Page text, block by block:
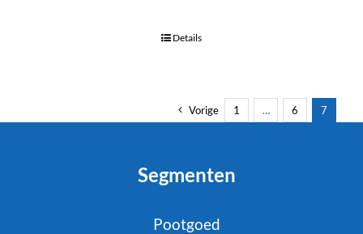
Details
Vorige 1 … 6 7
Segmenten
Pootgoed